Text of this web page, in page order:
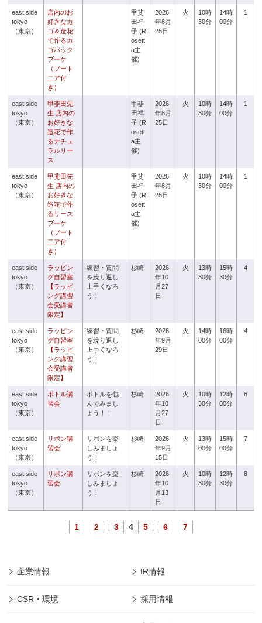
east side
tokyo
（東京）
店内のお
好きなカ
ゴ＆造花
で作るカ
ゴバック
ブーケ
（ブート
二ア付
き）
甲斐
田祥
子 (R
osett
a主
催)
2026
年8月
25日
火
10時
30分
14時
00分
1
east side
tokyo
（東京）
甲斐田先
生 店内の
お好きな
造花で作
るナチュ
ラルリー
ス
甲斐
田祥
子 (R
osett
a主
催)
2026
年8月
25日
火
10時
30分
14時
00分
1
east side
tokyo
（東京）
甲斐田先
生 店内の
お好きな
造花で作
るリース
ブーケ
（ブート
二ア付
き）
甲斐
田祥
子 (R
osett
a主
催)
2026
年8月
25日
火
10時
30分
14時
00分
1
east side
tokyo
（東京）
ラッピン
グ自習室
【ラッピ
ング講習
会受講者
限定】
練習・質問
を繰り返し
上手くなろ
う！
杉崎
2026
年10
月27
日
火
13時
30分
15時
30分
4
east side
tokyo
（東京）
ラッピン
グ自習室
【ラッピ
ング講習
会受講者
限定】
練習・質問
を繰り返し
上手くなろ
う！
杉崎
2026
年9月
29日
火
14時
00分
16時
00分
4
east side
tokyo
（東京）
ボトル講
習会
ボトルを包
んでみまし
ょう！！
杉崎
2026
年10
月27
日
火
10時
30分
12時
00分
6
east side
tokyo
（東京）
リボン講
習会
リボンを楽
しみましょ
う！
杉崎
2026
年9月
15日
火
13時
00分
15時
00分
7
east side
tokyo
（東京）
リボン講
習会
リボンを楽
しみましょ
う！
杉崎
2026
年10
月13
日
火
10時
30分
12時
30分
8
1 2 3 4 5 6 7
企業情報 IR情報
CSR・環境 採用情報